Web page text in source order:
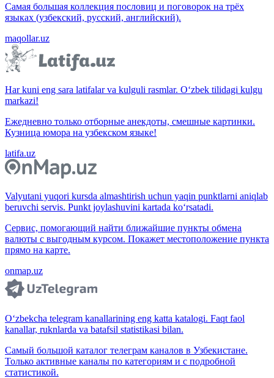
Самая большая коллекция пословиц и поговорок на трёх
языках (узбекский, русский, английский).
maqollar.uz
Har kuni eng sara latifalar va kulguli rasmlar. O‘zbek tilidagi kulgu
markazi!
Ежедневно только отборные анекдоты, смешные картинки.
Кузница юмора на узбекском языке!
latifa.uz
Valyutani yuqori kursda almashtirish uchun yaqin punktlarni aniqlab
beruvchi servis. Punkt joylashuvini kartada ko‘rsatadi.
Сервис, помогающий найти ближайшие пункты обмена
валюты с выгодным курсом. Покажет местоположение пункта
прямо на карте.
onmap.uz
O‘zbekcha telegram kanallarining eng katta katalogi. Faqt faol
kanallar, ruknlarda va batafsil statistikasi bilan.
Самый большой каталог телеграм каналов в Узбекистане.
Только активные каналы по категориям и с подробной
статистикой.